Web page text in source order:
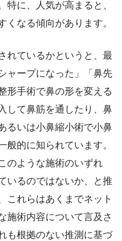
特に、人気が高まると、
くなる傾向があります。
れているかというと、最
ャープになった」「鼻先
形手術で鼻の形を変える
して鼻筋を通したり、鼻
るいは小鼻縮小術で小鼻
般的に知られています。
のような施術のいずれ
いるのではないか、と推
これらはあくまでネット
施術内容について言及さ
も根拠のない推測に基づ